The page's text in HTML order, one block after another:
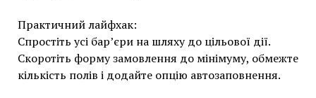
Практичний лайфхак:
Спростіть усі бар’єри на шляху до цільової дії.
Скоротіть форму замовлення до мінімуму, обмежте
кількість полів і додайте опцію автозаповнення.